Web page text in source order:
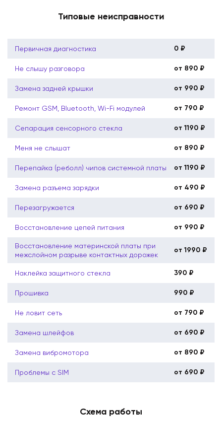
Типовые неисправности
Первичная диагностика 0 ₽
Не слышу разговора от 890 ₽
Замена задней крышки от 990 ₽
Ремонт GSM, Bluetooth, Wi-Fi модулей от 790 ₽
Сепарация сенсорного стекла от 1190 ₽
Меня не слышат от 890 ₽
Перепайка (реболл) чипов системной платы от 1190 ₽
Замена разъема зарядки от 490 ₽
Перезагружается от 690 ₽
Восстановление цепей питания от 990 ₽
Восстановление материнской платы при
межслойном разрыве контактных дорожек
от 1990 ₽
Наклейка защитного стекла 390 ₽
Прошивка 990 ₽
Не ловит сеть от 790 ₽
Замена шлейфов от 690 ₽
Замена вибромотора от 890 ₽
Проблемы с SIM от 690 ₽
Схема работы